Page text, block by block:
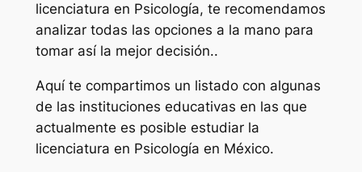
licenciatura en Psicología, te recomendamos
analizar todas las opciones a la mano para
tomar así la mejor decisión..
Aquí te compartimos un listado con algunas
de las instituciones educativas en las que
actualmente es posible estudiar la
licenciatura en Psicología en México.